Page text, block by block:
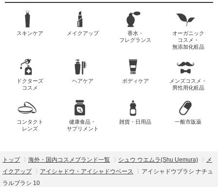
スキンケア メイクアップ
香水・
フレグランス
オーガニック
コスメ・
無添加化粧品
ドクターズ
コスメ
ヘアケア ボディケア
メンズコスメ・
男性用化粧品
コンタクト
レンズ
健康食品・
サプリメント
雑貨・日用品 一般市販薬
トップ 海外・国内コスメブランド一覧 シュウ ウエムラ(Shu Uemura)
メ
イクアップ
アイシャドウ・アイシャドウベース
アイシャドウブラシ ナチュ
ラルブラシ 10